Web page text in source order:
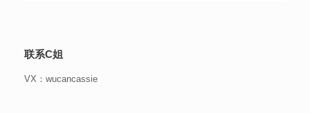
联系C姐
VX：wucancassie